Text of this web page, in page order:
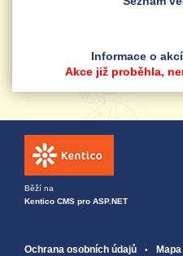
Informace o
Akce již proběhla,
Běží na
Kentico CMS pro ASP.NET
Ochrana osobních údajů